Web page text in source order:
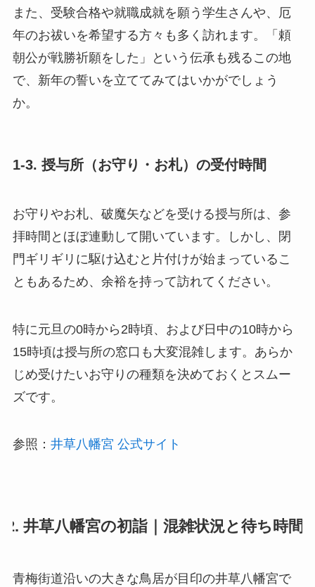
また、受験合格や就職成就を願う学生さんや、厄
年のお祓いを希望する方々も多く訪れます。「頼
朝公が戦勝祈願をした」という伝承も残るこの地
で、新年の誓いを立ててみてはいかがでしょう
か。
1-3. 授与所（お守り・お札）の受付時間
お守りやお札、破魔矢などを受ける授与所は、参
拝時間とほぼ連動して開いています。しかし、閉
門ギリギリに駆け込むと片付けが始まっているこ
ともあるため、余裕を持って訪れてください。
特に元旦の0時から2時頃、および日中の10時から
15時頃は授与所の窓口も大変混雑します。あらか
じめ受けたいお守りの種類を決めておくとスムー
ズです。
参照： 井草八幡宮 公式サイト
2. 井草八幡宮の初詣｜混雑状況と待ち時間
青梅街道沿いの大きな鳥居が目印の井草八幡宮で